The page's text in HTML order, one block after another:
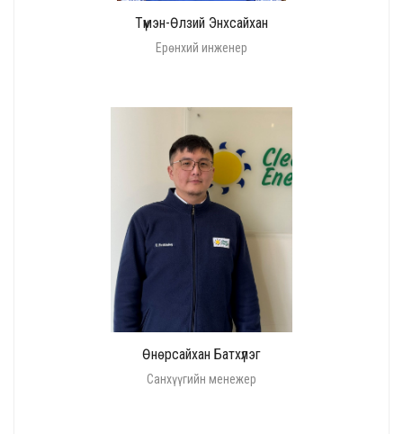
Түмэн-Өлзий Энхсайхан
Ерөнхий инженер
Өнөрсайхан Батхүлэг
Санхүүгийн менежер